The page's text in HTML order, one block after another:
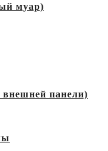
муар)
панели)